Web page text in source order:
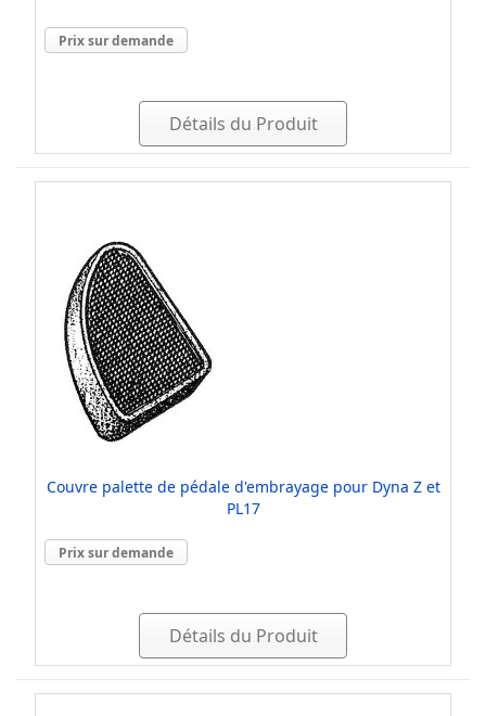
Prix sur demande
Détails du Produit
Couvre palette de pédale d'embrayage pour Dyna Z et
PL17
Prix sur demande
Détails du Produit